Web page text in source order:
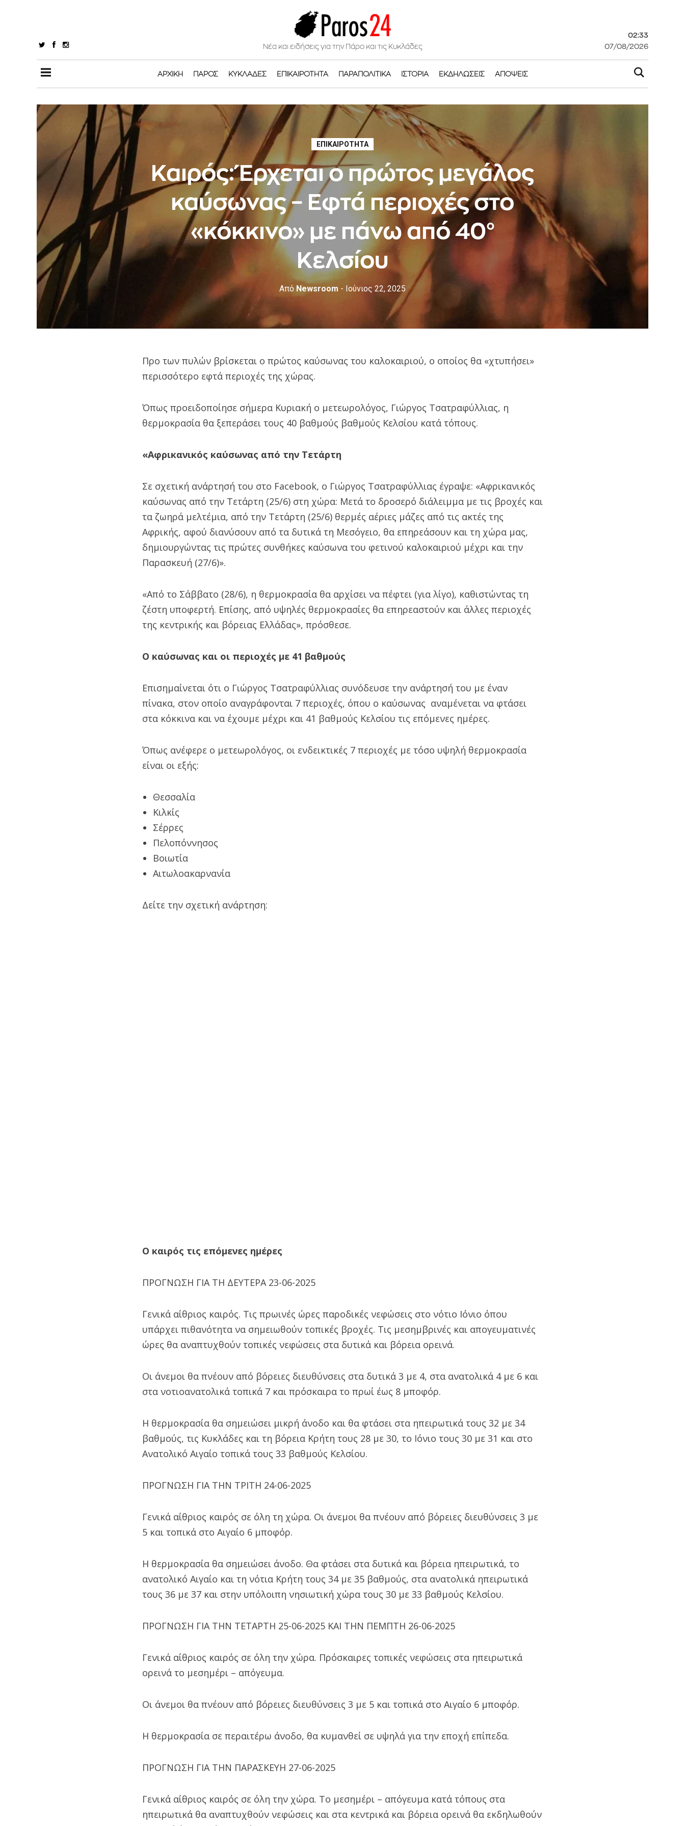
Νέα και ειδήσεις για την Πάρο και τις Κυκλάδες
02:33
07/08/2026
ΑΡΧΙΚΉ ΠΆΡΟΣ ΚΥΚΛΆΔΕΣ ΕΠΙΚΑΙΡΌΤΗΤΑ ΠΑΡΑΠΟΛΙΤΙΚΆ ΙΣΤΟΡΊΑ ΕΚΔΗΛΏΣΕΙΣ ΑΠΌΨΕΙΣ
ΕΠΙΚΑΙΡΌΤΗΤΑ
Καιρός: Έρχεται ο πρώτος μεγάλος
καύσωνας – Εφτά περιοχές στο
«κόκκινο» με πάνω από 40°
Κελσίου
Από Newsroom - Ιούνιος 22, 2025
Προ των πυλών βρίσκεται ο πρώτος καύσωνας του καλοκαιριού, ο οποίος θα «χτυπήσει»
περισσότερο εφτά περιοχές της χώρας.
Όπως προειδοποίησε σήμερα Κυριακή ο μετεωρολόγος, Γιώργος Τσατραφύλλιας, η
θερμοκρασία θα ξεπεράσει τους 40 βαθμούς βαθμούς Κελσίου κατά τόπους.
«Αφρικανικός καύσωνας από την Τετάρτη
Σε σχετική ανάρτησή του στο Facebook, ο Γιώργος Τσατραφύλλιας έγραψε: «Αφρικανικός
καύσωνας από την Τετάρτη (25/6) στη χώρα: Μετά το δροσερό διάλειμμα με τις βροχές και
τα ζωηρά μελτέμια, από την Τετάρτη (25/6) θερμές αέριες μάζες από τις ακτές της
Αφρικής, αφού διανύσουν από τα δυτικά τη Μεσόγειο, θα επηρεάσουν και τη χώρα μας,
δημιουργώντας τις πρώτες συνθήκες καύσωνα του φετινού καλοκαιριού μέχρι και την
Παρασκευή (27/6)».
«Από το Σάββατο (28/6), η θερμοκρασία θα αρχίσει να πέφτει (για λίγο), καθιστώντας τη
ζέστη υποφερτή. Επίσης, από υψηλές θερμοκρασίες θα επηρεαστούν και άλλες περιοχές
της κεντρικής και βόρειας Ελλάδας», πρόσθεσε.
Ο καύσωνας και οι περιοχές με 41 βαθμούς
Επισημαίνεται ότι ο Γιώργος Τσατραφύλλιας συνόδευσε την ανάρτησή του με έναν
πίνακα, στον οποίο αναγράφονται 7 περιοχές, όπου ο καύσωνας αναμένεται να φτάσει
στα κόκκινα και να έχουμε μέχρι και 41 βαθμούς Κελσίου τις επόμενες ημέρες.
Όπως ανέφερε ο μετεωρολόγος, οι ενδεικτικές 7 περιοχές με τόσο υψηλή θερμοκρασία
είναι οι εξής:
Θεσσαλία
Κιλκίς
Σέρρες
Πελοπόννησος
Βοιωτία
Αιτωλοακαρνανία
Δείτε την σχετική ανάρτηση:
Ο καιρός τις επόμενες ημέρες
ΠΡΟΓΝΩΣΗ ΓΙΑ ΤΗ ΔΕΥΤΕΡΑ 23-06-2025
Γενικά αίθριος καιρός. Τις πρωινές ώρες παροδικές νεφώσεις στο νότιο Ιόνιο όπου
υπάρχει πιθανότητα να σημειωθούν τοπικές βροχές. Τις μεσημβρινές και απογευματινές
ώρες θα αναπτυχθούν τοπικές νεφώσεις στα δυτικά και βόρεια ορεινά.
Οι άνεμοι θα πνέουν από βόρειες διευθύνσεις στα δυτικά 3 με 4, στα ανατολικά 4 με 6 και
στα νοτιοανατολικά τοπικά 7 και πρόσκαιρα το πρωί έως 8 μποφόρ.
Η θερμοκρασία θα σημειώσει μικρή άνοδο και θα φτάσει στα ηπειρωτικά τους 32 με 34
βαθμούς, τις Κυκλάδες και τη βόρεια Κρήτη τους 28 με 30, το Ιόνιο τους 30 με 31 και στο
Ανατολικό Αιγαίο τοπικά τους 33 βαθμούς Κελσίου.
ΠΡΟΓΝΩΣΗ ΓΙΑ ΤΗΝ ΤΡΙΤΗ 24-06-2025
Γενικά αίθριος καιρός σε όλη τη χώρα. Οι άνεμοι θα πνέουν από βόρειες διευθύνσεις 3 με
5 και τοπικά στο Αιγαίο 6 μποφόρ.
Η θερμοκρασία θα σημειώσει άνοδο. Θα φτάσει στα δυτικά και βόρεια ηπειρωτικά, το
ανατολικό Αιγαίο και τη νότια Κρήτη τους 34 με 35 βαθμούς, στα ανατολικά ηπειρωτικά
τους 36 με 37 και στην υπόλοιπη νησιωτική χώρα τους 30 με 33 βαθμούς Κελσίου.
ΠΡΟΓΝΩΣΗ ΓΙΑ ΤΗΝ ΤΕΤΑΡΤΗ 25-06-2025 ΚΑΙ ΤΗΝ ΠΕΜΠΤΗ 26-06-2025
Γενικά αίθριος καιρός σε όλη την χώρα. Πρόσκαιρες τοπικές νεφώσεις στα ηπειρωτικά
ορεινά το μεσημέρι – απόγευμα.
Οι άνεμοι θα πνέουν από βόρειες διευθύνσεις 3 με 5 και τοπικά στο Αιγαίο 6 μποφόρ.
Η θερμοκρασία σε περαιτέρω άνοδο, θα κυμανθεί σε υψηλά για την εποχή επίπεδα.
ΠΡΟΓΝΩΣΗ ΓΙΑ ΤΗΝ ΠΑΡΑΣΚΕΥΗ 27-06-2025
Γενικά αίθριος καιρός σε όλη την χώρα. Το μεσημέρι – απόγευμα κατά τόπους στα
ηπειρωτικά θα αναπτυχθούν νεφώσεις και στα κεντρικά και βόρεια ορεινά θα εκδηλωθούν